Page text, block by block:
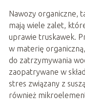
Nawozy organiczne,
mają wiele zalet,
uprawie truskawek.
w materię
do zatrzymywania
zaopatrywane w
stres związany z
również